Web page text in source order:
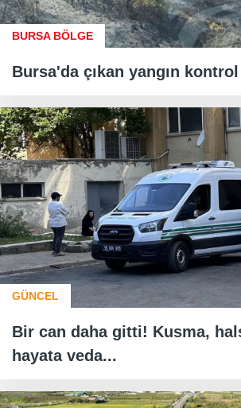
BURSA BÖLGE
Bursa'da çıkan yangın kontrol
GÜNCEL
Bir can daha gitti! Kusma,
hayata veda...